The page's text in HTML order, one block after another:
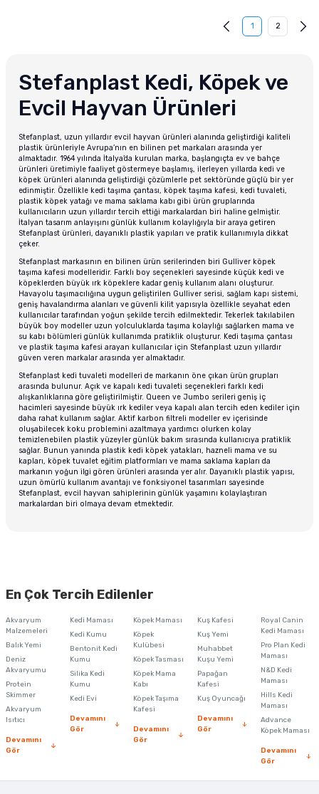
1 2
Stefanplast Kedi, Köpek ve
Evcil Hayvan Ürünleri
Stefanplast, uzun yıllardır evcil hayvan ürünleri alanında geliştirdiği kaliteli
plastik ürünleriyle Avrupa’nın en bilinen pet markaları arasında yer
almaktadır. 1964 yılında İtalya’da kurulan marka, başlangıçta ev ve bahçe
ürünleri üretimiyle faaliyet göstermeye başlamış, ilerleyen yıllarda kedi ve
köpek ürünleri alanında geliştirdiği çözümlerle pet sektöründe güçlü bir yer
edinmiştir. Özellikle kedi taşıma çantası, köpek taşıma kafesi, kedi tuvaleti,
plastik köpek yatağı ve mama saklama kabı gibi ürün gruplarında
kullanıcıların uzun yıllardır tercih ettiği markalardan biri haline gelmiştir.
İtalyan tasarım anlayışını günlük kullanım kolaylığıyla bir araya getiren
Stefanplast ürünleri, dayanıklı plastik yapıları ve pratik kullanımıyla dikkat
çeker.
Stefanplast markasının en bilinen ürün serilerinden biri Gulliver köpek
taşıma kafesi modelleridir. Farklı boy seçenekleri sayesinde küçük kedi ve
köpeklerden büyük ırk köpeklere kadar geniş kullanım alanı oluşturur.
Havayolu taşımacılığına uygun geliştirilen Gulliver serisi, sağlam kapı sistemi,
geniş havalandırma alanları ve güvenli kilit yapısıyla özellikle seyahat eden
kullanıcılar tarafından yoğun şekilde tercih edilmektedir. Tekerlek takılabilen
büyük boy modeller uzun yolculuklarda taşıma kolaylığı sağlarken mama ve
su kabı bölümleri günlük kullanımda pratiklik oluşturur. Kedi taşıma çantası
ve plastik taşıma kafesi arayan kullanıcılar için Stefanplast uzun yıllardır
güven veren markalar arasında yer almaktadır.
Stefanplast kedi tuvaleti modelleri de markanın öne çıkan ürün grupları
arasında bulunur. Açık ve kapalı kedi tuvaleti seçenekleri farklı kedi
alışkanlıklarına göre geliştirilmiştir. Queen ve Jumbo serileri geniş iç
hacimleri sayesinde büyük ırk kediler veya kapalı alan tercih eden kediler için
daha rahat kullanım sağlar. Aktif karbon filtreli modeller ev içerisinde
oluşabilecek koku problemini azaltmaya yardımcı olurken kolay
temizlenebilen plastik yüzeyler günlük bakım sırasında kullanıcıya pratiklik
sağlar. Bunun yanında plastik kedi köpek yatakları, hazneli mama ve su
kapları, köpek tuvalet eğitim platformları ve mama saklama kapları da
markanın yoğun ilgi gören ürünleri arasında yer alır. Dayanıklı plastik yapısı,
uzun ömürlü kullanım avantajı ve fonksiyonel tasarımları sayesinde
Stefanplast, evcil hayvan sahiplerinin günlük yaşamını kolaylaştıran
markalardan biri olmaya devam etmektedir.
En Çok Tercih Edilenler
Akvaryum
Malzemeleri
Balık Yemi
Deniz
Akvaryumu
Protein
Skimmer
Akvaryum
Isıtıcı
Devamını
Gör
Kedi Maması
Kedi Kumu
Bentonit Kedi
Kumu
Silika Kedi
Kumu
Kedi Evi
Devamını
Gör
Köpek Maması
Köpek
Kulübesi
Köpek Tasması
Köpek Mama
Kabı
Köpek Taşıma
Kafesi
Devamını
Gör
Kuş Kafesi
Kuş Yemi
Muhabbet
Kuşu Yemi
Papağan
Kafesi
Kuş Oyuncağı
Devamını
Gör
Royal Canin
Kedi Maması
Pro Plan Kedi
Maması
N&D Kedi
Maması
Hills Kedi
Maması
Advance
Köpek Maması
Devamını
Gör